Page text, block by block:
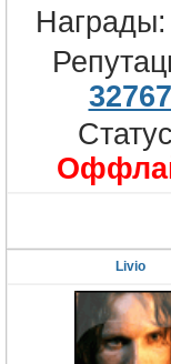
Награды:
32767
Livio